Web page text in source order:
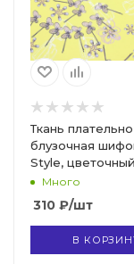
Ткань
блузочная шифон,
Style,
арт 2493 D-14 C-1
Много
310 ₽/шт
В